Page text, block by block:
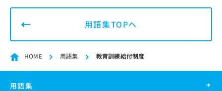
用語集TOPへ
HOME 用語集 教育訓練給付制度
用語集